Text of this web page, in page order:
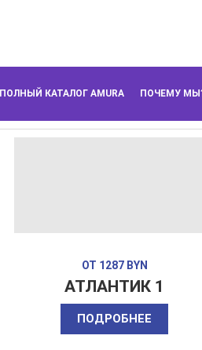
ПОЛНЫЙ КАТАЛОГ AMURA ПОЧЕМУ
ОТ 1287 BYN
АТЛАНТИК 1
ПОДРОБНЕЕ